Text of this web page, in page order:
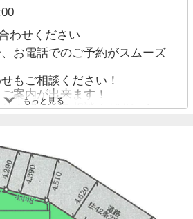
わせください
お電話でのご予約がスムーズ
もご相談ください！
案内が出来ます！
！迷わずご相談ください！
もっと見る